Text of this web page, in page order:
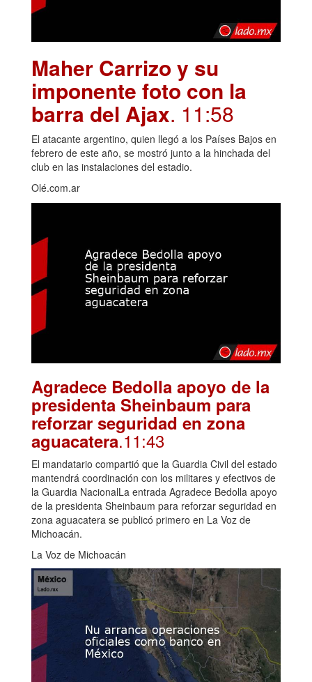
Maher Carrizo y su
imponente foto con la
barra del Ajax. 11:58
El atacante argentino, quien llegó a los Países Bajos en
febrero de este año, se mostró junto a la hinchada del
club en las instalaciones del estadio.
Olé.com.ar
Agradece Bedolla apoyo de la
presidenta Sheinbaum para
reforzar seguridad en zona
aguacatera.11:43
El mandatario compartió que la Guardia Civil del estado
mantendrá coordinación con los militares y efectivos de
la Guardia NacionalLa entrada Agradece Bedolla apoyo
de la presidenta Sheinbaum para reforzar seguridad en
zona aguacatera se publicó primero en La Voz de
Michoacán.
La Voz de Michoacán